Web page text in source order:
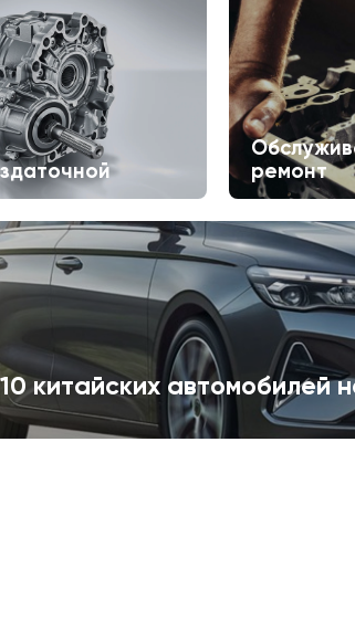
ремонт
китайских автомобилей